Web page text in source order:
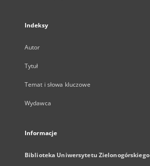
Indeksy
Autor
Tytuł
Temat i słowa kluczowe
Wydawca
Informacje
Biblioteka Uniwersytetu Zielonogórskiego